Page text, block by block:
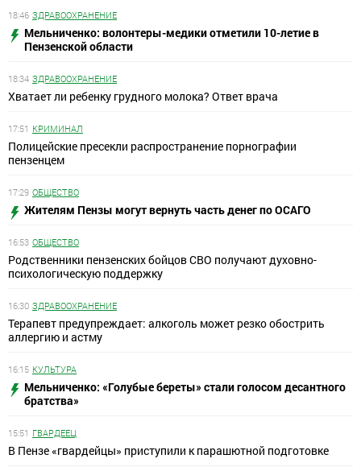
18:46 ЗДРАВООХРАНЕНИЕ
Мельниченко: волонтеры-медики отметили 10-летие в
Пензенской области
18:34 ЗДРАВООХРАНЕНИЕ
Хватает ли ребенку грудного молока? Ответ врача
17:51 КРИМИНАЛ
Полицейские пресекли распространение порнографии
пензенцем
17:29 ОБЩЕСТВО
Жителям Пензы могут вернуть часть денег по ОСАГО
16:53 ОБЩЕСТВО
Родственники пензенских бойцов СВО получают духовно-
психологическую поддержку
16:30 ЗДРАВООХРАНЕНИЕ
Терапевт предупреждает: алкоголь может резко обострить
аллергию и астму
16:15 КУЛЬТУРА
Мельниченко: «Голубые береты» стали голосом десантного
братства»
15:51 ГВАРДЕЕЦ
В Пензе «гвардейцы» приступили к парашютной подготовке